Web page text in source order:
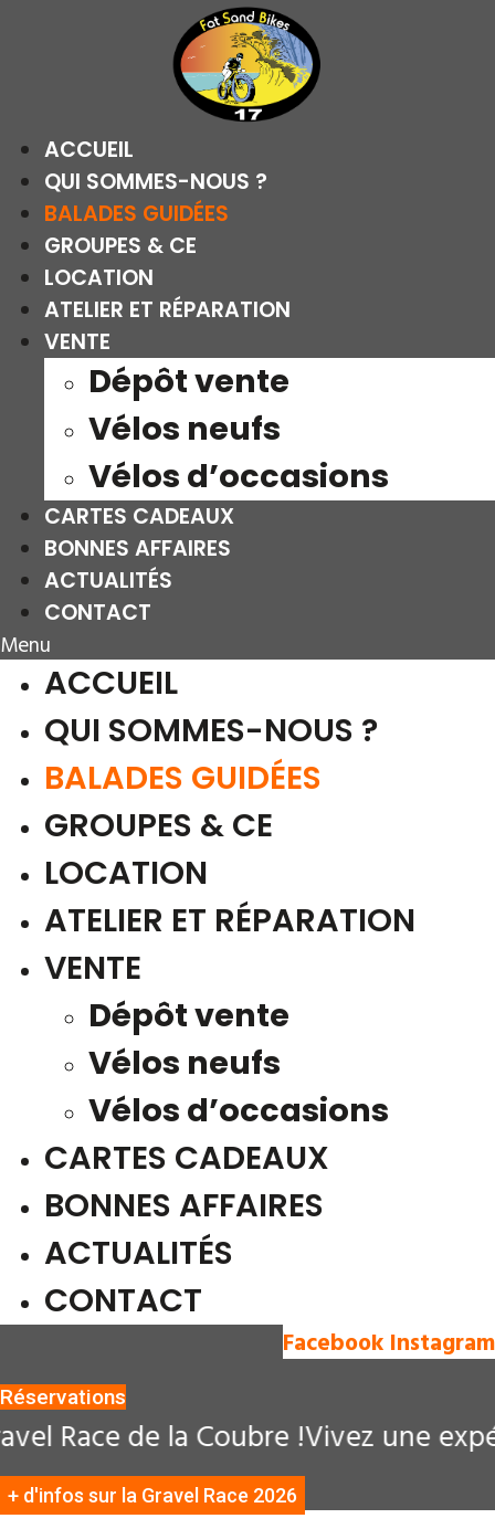
ACCUEIL
QUI SOMMES-NOUS ?
BALADES GUIDÉES
GROUPES & CE
LOCATION
ATELIER ET RÉPARATION
VENTE
Dépôt vente
Vélos neufs
Vélos d’occasions
CARTES CADEAUX
BONNES AFFAIRES
ACTUALITÉS
CONTACT
Menu
ACCUEIL
QUI SOMMES-NOUS ?
BALADES GUIDÉES
GROUPES & CE
LOCATION
ATELIER ET RÉPARATION
VENTE
Dépôt vente
Vélos neufs
Vélos d’occasions
CARTES CADEAUX
BONNES AFFAIRES
ACTUALITÉS
CONTACT
Facebook Instagram
Réservations
Coubre !Vivez une expérience
+ d'infos sur la Gravel Race 2026